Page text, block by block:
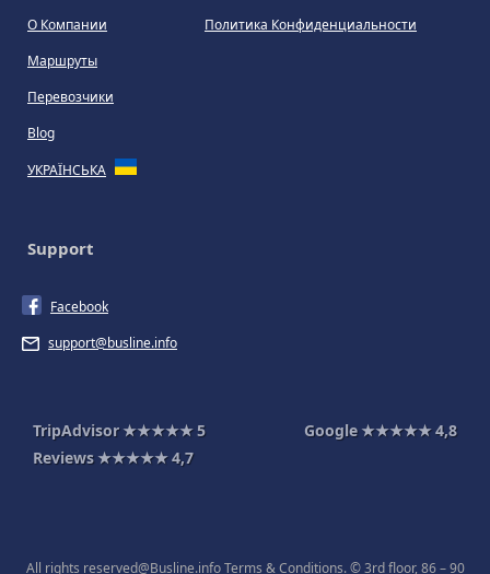
О Компании
Маршруты
Перевозчики
Blog
УКРАЇНСЬКА
Политика Конфиденциальности
Support
Facebook
support@busline.info
TripAdvisor ★★★★★5 Google ★★★★★4,8
Reviews ★★★★★4,7
All rights reserved@Busline.infoTerms & Conditions. © 3rd floor, 86 – 90